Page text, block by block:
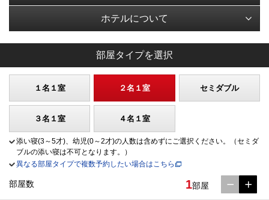
ホテルについて
部屋タイプを選択
１名１室 ２名１室 セミダブル
３名１室 ４名１室
添い寝(3～5才)、幼児(0～2才)の人数は含めずにご選択ください。（セミダ
ブルの添い寝は不可となります。）
異なる部屋タイプで複数予約したい場合はこちら
部屋数 1部屋